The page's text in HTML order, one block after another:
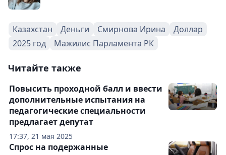
Казахстан Деньги Смирнова Ирина
Доллар
2025 год
Мажилис Парламента РК
Читайте также
17:37, 21 мая 2025
Повысить проходной балл и ввести
дополнительные испытания на
педагогические специальности
предлагает депутат
Спрос на подержанные